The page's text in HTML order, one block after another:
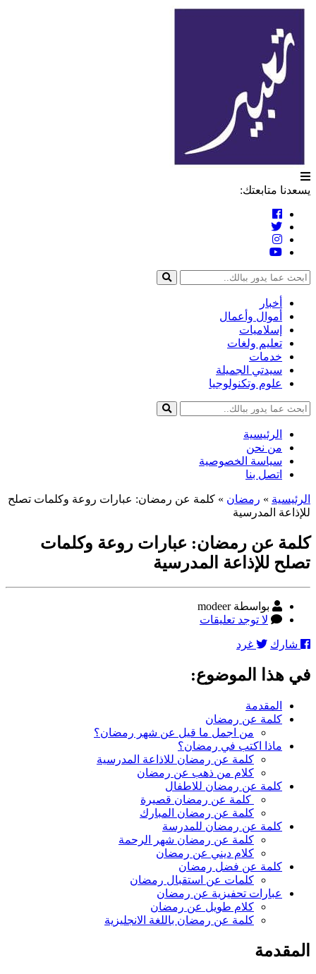
التخطي
المحتوى
يسعدنا متابعتك:
أخبار
أموال وأعمال
إسلاميات
تعليم ولغات
خدمات
سيدتي الجميلة
علوم وتكنولوجيا
الرئيسية
من نحن
سياسة الخصوصية
اتصل بنا
الرئيسية » رمضان » كلمة عن رمضان: عبارات روعة وكلمات تصلح
للإذاعة المدرسية
كلمة عن رمضان: عبارات روعة وكلمات
تصلح للإذاعة المدرسية
كاتب
المقالة
بواسطة modeer
لا توجد تعليقات
عبارات
روعة
للإذاعة
المدرسية
شارك غرد
في هذا الموضوع:
المقدمة
كلمة عن رمضان
من اجمل ما قيل عن شهر رمضان؟
ماذا اكتب في رمضان؟
كلمة عن رمضان للاذاعة المدرسية
كلام من ذهب عن رمضان
كلمة عن رمضان للاطفال
كلمة عن رمضان قصيرة
كلمة عن رمضان المبارك
كلمة عن رمضان للمدرسة
كلمة عن رمضان شهر الرحمة
كلام ديني عن رمضان
كلمة عن فضل رمضان
كلمات عن استقبال رمضان
عبارات تحفيزية عن رمضان
كلام طويل عن رمضان
كلمة عن رمضان باللغة الانجليزية
المقدمة